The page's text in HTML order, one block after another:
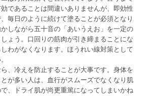
であることは間違いありませんが、即効性
毎日のように続けて塗ることが必須となり
しながら五十音の「あいうえお」を一定の
ょう。口回りの筋肉が引き締まることにな
わがなくなります。ほうれい線対策として
、冷えを防止することが大事です。身体を
が多い人は、血行がスムーズでなくなり肌
、ドライ肌が尚更重篤になってしまいかね